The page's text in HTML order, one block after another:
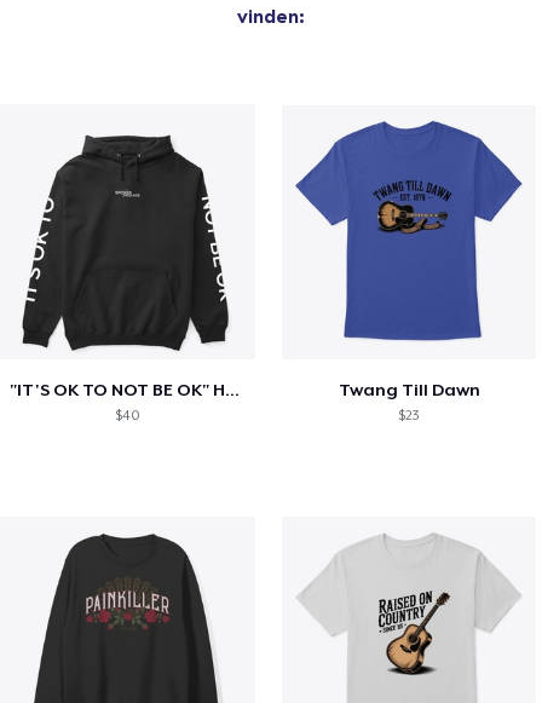
vinden:
"IT'S OK TO NOT BE OK" Hoodie (BP LOGO)
$40
Twang Till Dawn
$23